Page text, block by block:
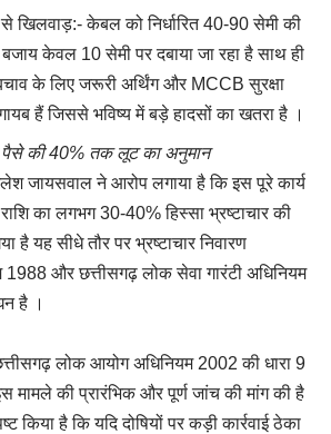
से खिलवाड़:- केबल को निर्धारित 40-90 सेमी की
केवल 10 सेमी पर दबाया जा रहा है साथ ही
के लिए जरूरी अर्थिंग और MCCB सुरक्षा
हैं जिससे भविष्य में बड़े हादसों का खतरा है ।
की 40% तक लूट का अनुमान
जायसवाल ने आरोप लगाया है कि इस पूरे कार्य
राशि का लगभग 30-40% हिस्सा भ्रष्टाचार की
है यह सीधे तौर पर भ्रष्टाचार निवारण
1988 और छत्तीसगढ़ लोक सेवा गारंटी अधिनियम
है ।
लोक आयोग अधिनियम 2002 की धारा 9
मामले की प्रारंभिक और पूर्ण जांच की मांग की है
किया है कि यदि दोषियों पर कड़ी कार्रवाई ठेका